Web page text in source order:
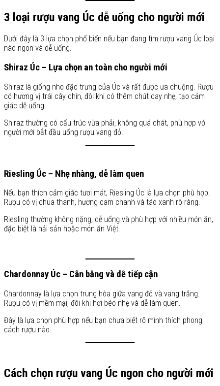
3 loại rượu vang Úc dễ uống cho người mới
Dưới đây là 3 lựa chọn phổ biến nếu bạn đang tìm rượu vang Úc loại
nào ngon và dễ uống.
Shiraz Úc – Lựa chọn an toàn cho người mới
Shiraz là giống nho đặc trưng của Úc và rất được ưa chuộng. Rượu
có hương vị trái cây chín, đôi khi có thêm chút cay nhẹ, tạo cảm
giác dễ uống.
Shiraz thường có cấu trúc vừa phải, không quá chát, phù hợp với
người mới bắt đầu uống rượu vang đỏ.
Riesling Úc – Nhẹ nhàng, dễ làm quen
Nếu bạn thích cảm giác tươi mát, Riesling Úc là lựa chọn phù hợp.
Rượu có vị chua thanh, hương cam chanh và táo xanh rõ ràng.
Riesling thường không nặng, dễ uống và phù hợp với nhiều món ăn,
đặc biệt là hải sản hoặc món ăn Việt.
Chardonnay Úc – Cân bằng và dễ tiếp cận
Chardonnay là lựa chọn trung hòa giữa vang đỏ và vang trắng.
Rượu có vị mềm mại, đôi khi hơi béo nhẹ và dễ làm quen.
Đây là lựa chọn phù hợp nếu bạn chưa biết rõ mình thích phong
cách rượu nào.
Cách chọn rượu vang Úc ngon cho người mới